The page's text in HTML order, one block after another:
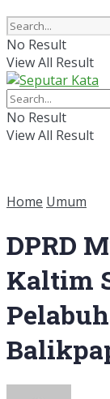
No Result
View All Result
No Result
View All Result
Home Umum
DPRD
Kaltim